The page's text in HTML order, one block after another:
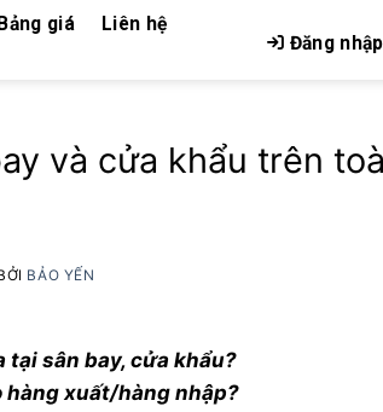
Bảng giá
Liên hệ
Đăng nhập
và cửa khẩu trên
BẢO YẾN
tại sân bay, cửa khẩu?
hàng xuất/hàng nhập?